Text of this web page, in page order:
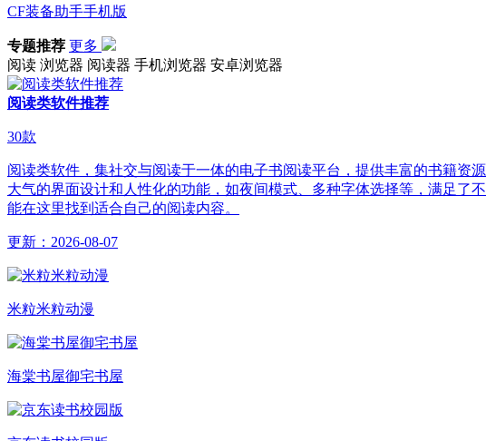
CF装备助手手机版
专题推荐 更多
阅读 浏览器 阅读器 手机浏览器 安卓浏览器
阅读类软件推荐
30款
阅读类软件，集社交与阅读于一体的电子书阅读平台，提供丰富的书籍资
大气的界面设计和人性化的功能，如夜间模式、多种字体选择等，满足了
能在这里找到适合自己的阅读内容。
更新： 2026-08-07
米粒米粒动漫
海棠书屋御宅书屋